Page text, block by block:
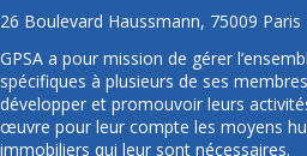
26 Boulevard Haussmann, 75009 Paris
GPSA a pour mission de gérer
spécifiques à plusieurs de ses
développer et promouvoir leurs
œuvre pour leur compte les moyens
immobiliers qui leur sont nécessaires.